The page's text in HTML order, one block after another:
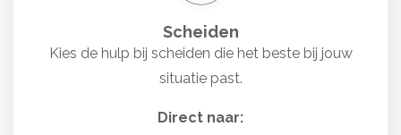
Scheiden
Kies de hulp bij scheiden die het beste bij jouw
situatie past.
Direct naar: